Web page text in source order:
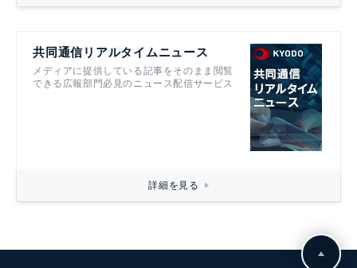
共同通信リアルタイムニュース
メディアに提供している記事をそのまま閲覧
できる広報部門必見のニュース配信サービス
詳細を見る